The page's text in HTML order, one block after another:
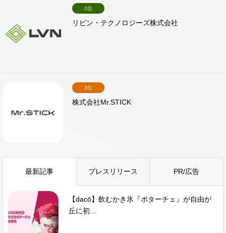
2位
リビン・テクノロジーズ株式会社
3位
株式会社Mr.STICK
最新記事 プレスリリース PR/広告
【dacō】飲むかき氷『ポターチェ』が自由が
丘に初...